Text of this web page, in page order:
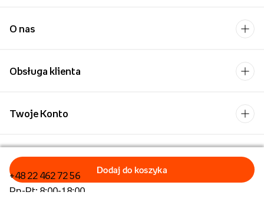
O nas
Obsługa klienta
Kontakt
+48 22 462 72 56
Pn-Pt: 8:00-18:00
Twoje Konto